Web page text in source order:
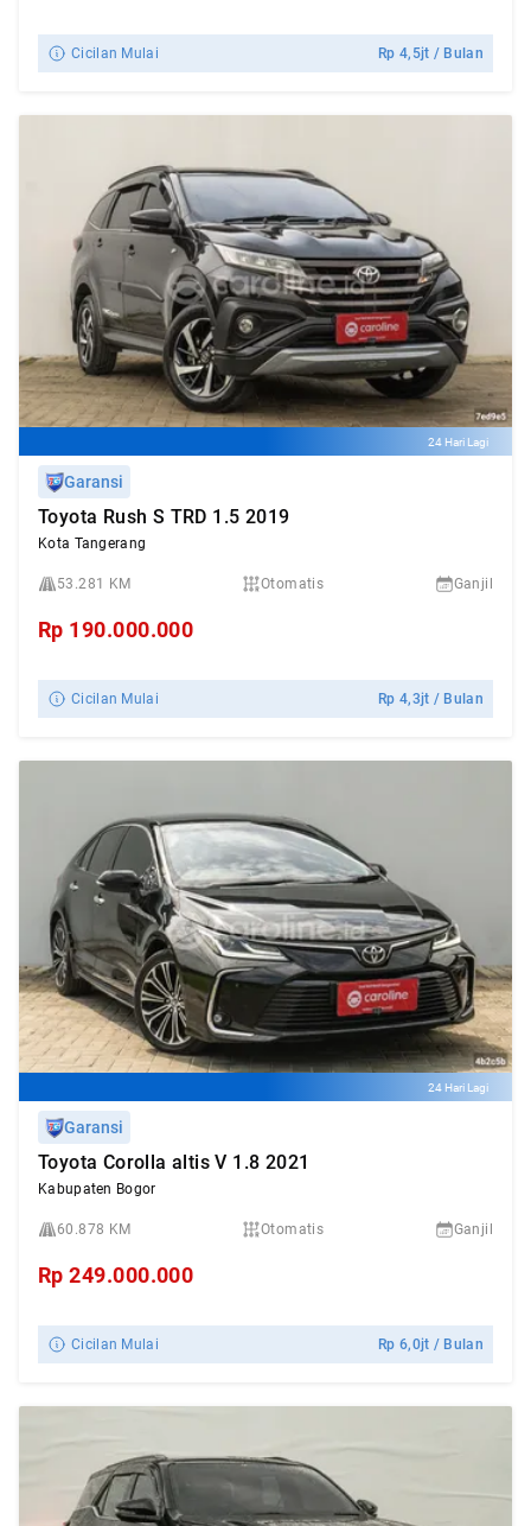
Cicilan Mulai Rp4,5jt / Bulan
24 Hari Lagi
Garansi
Toyota Rush S TRD 1.5 2019
Kota Tangerang
53.281 KM Otomatis Ganjil
Rp 190.000.000
Cicilan Mulai Rp4,3jt / Bulan
24 Hari Lagi
Garansi
Toyota Corolla altis V 1.8 2021
Kabupaten Bogor
60.878 KM Otomatis Ganjil
Rp249.000.000
Cicilan Mulai Rp6,0jt / Bulan